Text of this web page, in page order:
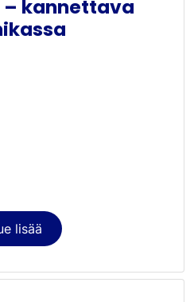
– kannettava
lisää